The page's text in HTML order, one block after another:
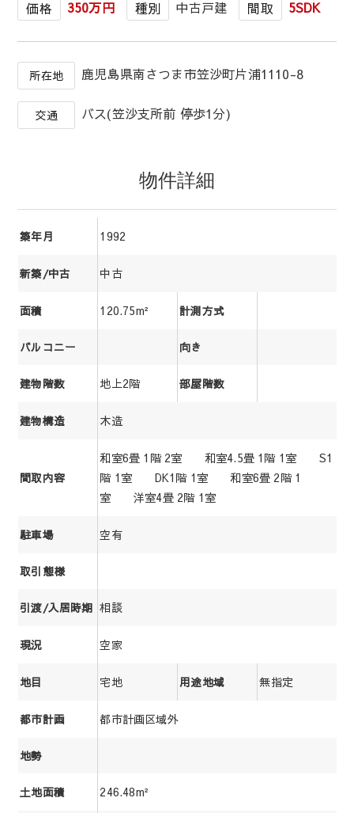
価格 350万円 種別 中古戸建 間取 5SDK
所在地 鹿児島県南さつま市笠沙町片浦1110-8
交通 バス(笠沙支所前 停歩1分)
物件詳細
築年月 1992
新築/中古 中古
面積 120.75m² 計測方式
バルコニー 向き
建物階数 地上2階 部屋階数
建物構造 木造
間取内容
和室6畳 1階 2室 和室4.5畳 1階 1室 S1
階 1室 DK1階 1室 和室6畳 2階 1
室 洋室4畳 2階 1室
駐車場 空有
取引態様
引渡/入居時期 相談
現況 空家
地目 宅地 用途地域 無指定
都市計画 都市計画区域外
地勢
土地面積 246.48m²